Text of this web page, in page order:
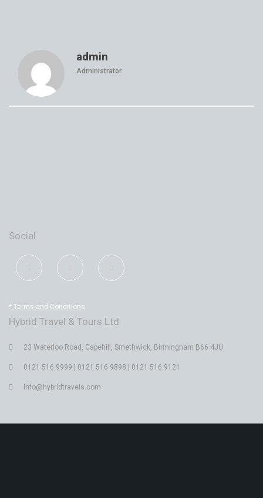
admin
Administrator
Social
* Terms and Conditions
Hybrid Travel & Tours Ltd
23 Waterloo Road, Capehill, Smethwick, Birmingham B66 4JU
0121 516 9999 | 0121 516 9898 | 0121 516 9121
info@hybridtravels.com